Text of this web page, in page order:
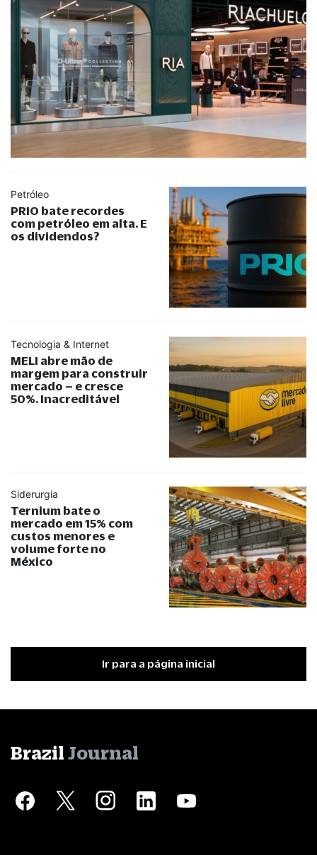
Petróleo
PRIO bate recordes
com petróleo em alta. E
os dividendos?
Tecnologia & Internet
MELI abre mão de
margem para construir
mercado – e cresce
50%. Inacreditável
Siderurgia
Ternium bate o
mercado em 15% com
custos menores e
volume forte no
México
Ir para a página inicial
Brazil Journal